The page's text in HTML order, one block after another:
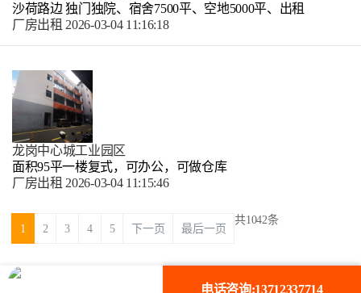
沙荷路边 独门独院、宿舍7500平、空地5000平、出租
厂房出租 2026-03-04 11:16:18
龙岗中心城工业园区
面积95平一楼复式，可办公，可做仓库
厂房出租 2026-03-04 11:15:46
共1042条
1 2 3 4 5 下一页 最后一页
电话咨询:13712337714